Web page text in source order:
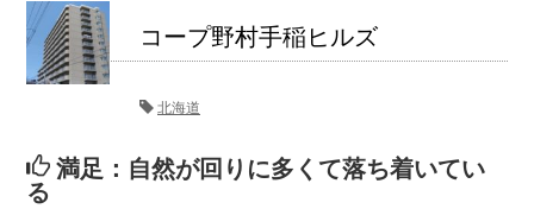
コープ野村手稲ヒルズ
北海道
満足：自然が回りに多くて落ち着いてい
る